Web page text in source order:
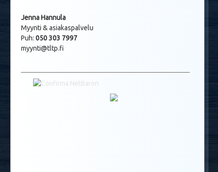
Jenna Hannula
Myynti & asiakaspalvelu
Puh: 050 303 7997
myynti@tltp.fi